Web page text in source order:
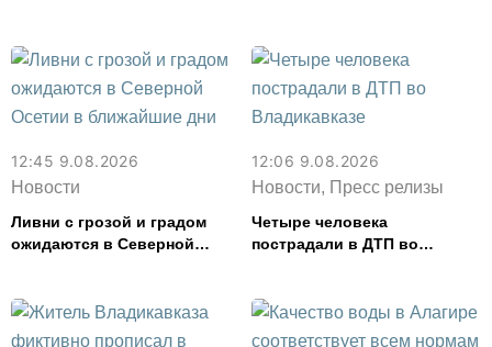
12:45 9.08.2026
Новости
Ливни с грозой и градом
ожидаются в Северной
12:06 9.08.2026
Новости, Пресс релизы
Четыре человека
пострадали в ДТП во